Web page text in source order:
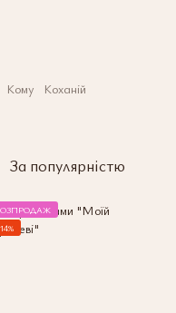
Кому Коханій
За популярністю